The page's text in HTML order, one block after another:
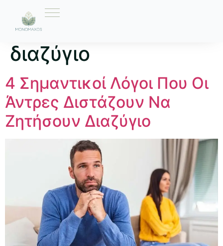
Ετικέτα:
διαζύγιο
4 Σημαντικοί Λόγοι Που Οι
Άντρες Διστάζουν Να
Ζητήσουν Διαζύγιο